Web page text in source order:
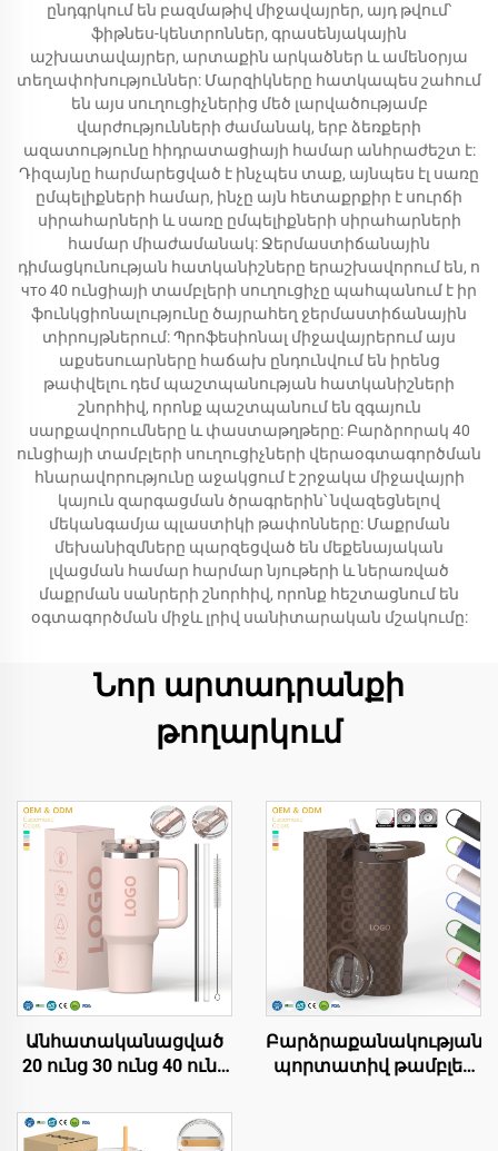
ընդգրկում են բազմաթիվ միջավայրեր, այդ թվում՝
ֆիթնես-կենտրոններ, գրասենյակային
աշխատավայրեր, արտաքին արկածներ և ամենօրյա
տեղափոխություններ: Մարզիկները հատկապես շահում
են այս սուղուցիչներից մեծ լարվածությամբ
վարժությունների ժամանակ, երբ ձեռքերի
ազատությունը հիդրատացիայի համար անհրաժեշտ է:
Դիզայնը հարմարեցված է ինչպես տաք, այնպես էլ սառը
ըմպելիքների համար, ինչը այն հետաքրքիր է սուրճի
սիրահարների և սառը ըմպելիքների սիրահարների
համար միաժամանակ: Ջերմաստիճանային
դիմացկունության հատկանիշները երաշխավորում են, ո
что 40 ունցիայի տամբլերի սուղուցիչը պահպանում է իր
ֆունկցիոնալությունը ծայրահեղ ջերմաստիճանային
տիրույթներում: Պրոֆեսիոնալ միջավայրերում այս
աքսեսուարները հաճախ ընդունվում են իրենց
թափվելու դեմ պաշտպանության հատկանիշների
շնորհիվ, որոնք պաշտպանում են զգայուն
սարքավորումները և փաստաթղթերը: Բարձրորակ 40
ունցիայի տամբլերի սուղուցիչների վերաօգտագործման
հնարավորությունը աջակցում է շրջակա միջավայրի
կայուն զարգացման ծրագրերին՝ նվազեցնելով
մեկանգամյա պլաստիկի թափոնները: Մաքրման
մեխանիզմները պարզեցված են մեքենայական
լվացման համար հարմար նյութերի և ներառված
մաքրման սանրերի շնորհիվ, որոնք հեշտացնում են
օգտագործման միջև լրիվ սանիտարական մշակումը:
Նոր արտադրանքի
թողարկում
Անհատականացված
20 ունց 30 ունց 40 ունց
խողովակով
մեկուսացված
Բարձրաքանակության
պորտատիվ թամբլեր